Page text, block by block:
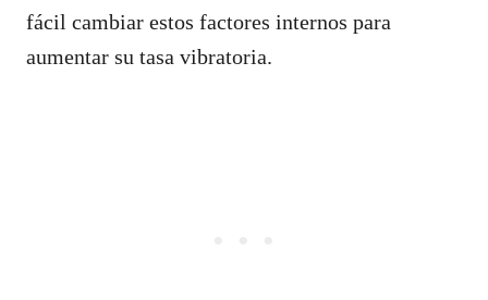
fácil cambiar estos factores internos para
aumentar su tasa vibratoria.